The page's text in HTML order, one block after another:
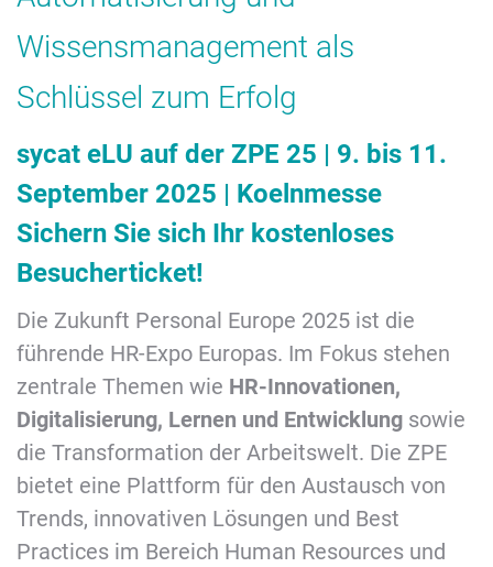
Wissensmanagement als
Schlüssel zum Erfolg
sycat eLU auf der ZPE 25 | 9. bis 11.
September 2025 | Koelnmesse
Sichern Sie sich Ihr kostenloses
Besucherticket!
Die Zukunft Personal Europe 2025 ist die
führende HR-Expo Europas. Im Fokus stehen
zentrale Themen wie HR-Innovationen,
Digitalisierung, Lernen und Entwicklung sowie
die Transformation der Arbeitswelt. Die ZPE
bietet eine Plattform für den Austausch von
Trends, innovativen Lösungen und Best
Practices im Bereich Human Resources und